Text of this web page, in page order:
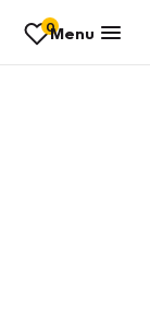
0Menu